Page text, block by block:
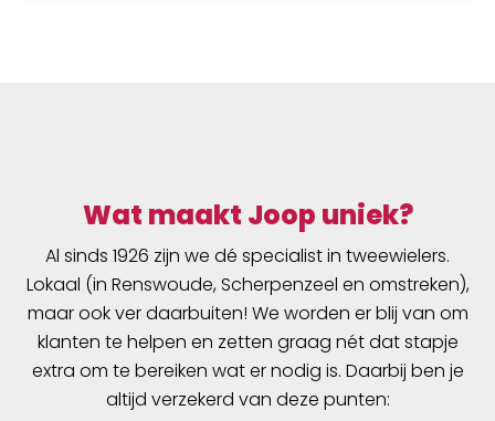
Wat maakt Joop uniek?
Al sinds 1926 zijn we dé specialist in tweewielers.
Lokaal (in Renswoude, Scherpenzeel en omstreken),
maar ook ver daarbuiten! We worden er blij van om
klanten te helpen en zetten graag nét dat stapje
extra om te bereiken wat er nodig is. Daarbij ben je
altijd verzekerd van deze punten: